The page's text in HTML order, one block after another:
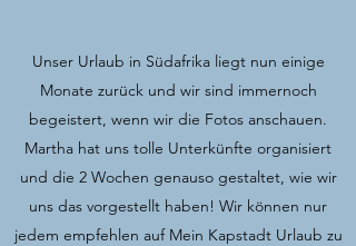
Unser Urlaub in Südafrika liegt nun einige
Monate zurück und wir sind immernoch
begeistert, wenn wir die Fotos anschauen.
Martha hat uns tolle Unterkünfte organisiert
und die 2 Wochen genauso gestaltet, wie wir
uns das vorgestellt haben! Wir können nur
jedem empfehlen auf Mein Kapstadt Urlaub zu